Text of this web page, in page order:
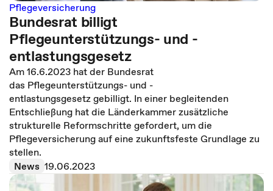
Pflegeversicherung
Bundesrat billigt
Pflegeunterstützungs- und -
entlastungsgesetz
Am 16.6.2023 hat der Bundesrat
das Pflegeunterstützungs- und -
entlastungsgesetz gebilligt. In einer begleitenden
Entschließung hat die Länderkammer zusätzliche
strukturelle Reformschritte gefordert, um die
Pflegeversicherung auf eine zukunftsfeste Grundlage zu
stellen.
News 19.06.2023